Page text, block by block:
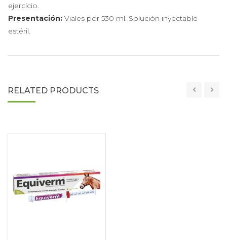
ejercicio.
Presentación: Viales por 530 ml. Solución inyectable
estéril.
RELATED PRODUCTS